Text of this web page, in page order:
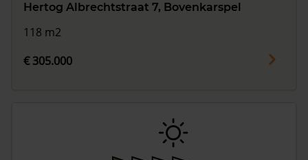
Hertog Albrechtstraat 7, Bovenkarspel
118 m2
€ 305.000